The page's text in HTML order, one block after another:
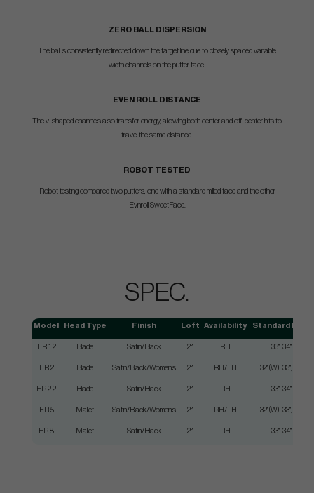
ZERO BALL DISPERSION
The ball is consistently redirected down the target line due to closely spaced variable
width channels on the putter face.
EVEN ROLL DISTANCE
The v-shaped channels also transfer energy, allowing both center and off-center hits to
travel the same distance.
ROBOT TESTED
Robot testing compared two putters, one with a standard milled face and the other
Evnroll SweetFace.
SPEC.
Model Head Type Finish Loft Availability Standard
ER 1.2 Blade Satin/Black 2° RH 33", 34", 35"
ER 2 Blade Satin/Black/Women's 2° RH/LH 32"(W), 33", 34",
ER 2.2 Blade Satin/Black 2° RH 33", 34", 35"
ER 5 Mallet Satin/Black/Women's 2° RH/LH 32"(W), 33", 34", 35"
ER 8 Mallet Satin/Black 2° RH 33", 34", 35"